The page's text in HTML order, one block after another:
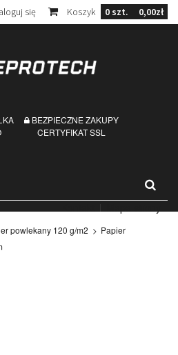
Koszyk 0 szt. 0,00zł
się
BEZPIECZNE ZAKUPY
CERTYFIKAT SSL
powlekany 120 g/m2 > Papier